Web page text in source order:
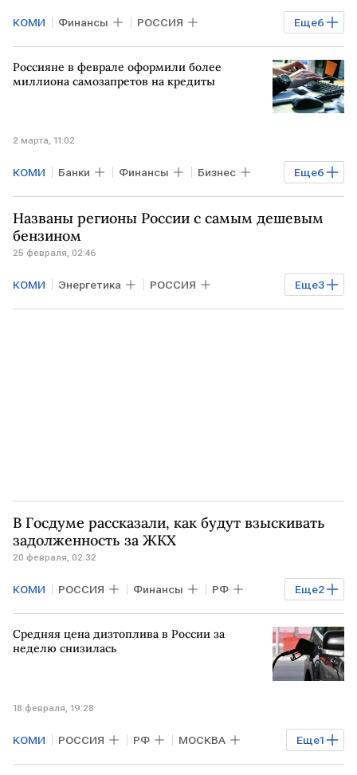
Еще6
КОМИ Финансы РОССИЯ
БАШКИРИЯ Орловская область
Антон Силуанов Минфин
Россияне в феврале оформили более
миллиона самозапретов на кредиты
2 марта, 11:02
Еще6
КОМИ Банки Финансы Бизнес
МАГАДАНСКАЯ ОБЛАСТЬ
Камчатский край
самозапрет
РОССИЯ
Названы регионы России с самым дешевым
бензином
25 февраля, 02:46
Еще3
КОМИ Энергетика РОССИЯ
Курганская область
В Госдуме рассказали, как будут взыскивать
задолженность за ЖКХ
20 февраля, 02:32
Еще2
КОМИ РОССИЯ Финансы РФ
республика Коми Госдума
Средняя цена дизтоплива в России за
неделю снизилась
18 февраля, 19:28
Еще1
КОМИ РОССИЯ РФ МОСКВА
Росстат